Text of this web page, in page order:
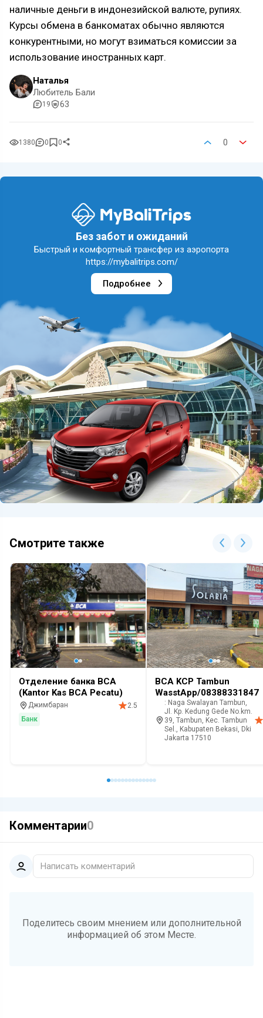
наличные деньги в индонезийской валюте, рупиях.
Курсы обмена в банкоматах обычно являются
конкурентными, но могут взиматься комиссии за
использование иностранных карт.
Наталья
Любитель Бали
19 63
1380 0 0 0
Без забот и ожиданий
Быстрый и комфортный трансфер из аэропорта
https://mybalitrips.com/
Подробнее
Смотрите также
Отделение банка BCA
(Kantor Kas BCA Pecatu)
Джимбаран
2.5
Банк
BCA KCP Tambun
WasstApp/08388331847
: Naga Swalayan Tambun,
Jl. Kp. Kedung Gede No.km.
39, Tambun, Kec. Tambun
Sel., Kabupaten Bekasi, Dki
Jakarta 17510
Комментарии0
Написать комментарий
Поделитесь своим мнением или дополнительной
информацией об этом Месте.